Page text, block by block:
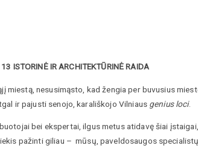
ISTORINĖ IR ARCHITEKTŪRINĖ RAIDA
miestą, nesusimąsto, kad žengia per buvusius
ir pajusti senojo, karališkojo Vilniaus genius loci.
bei ekspertai, ilgus metus atidavę šiai
pažinti giliau – mūsų, paveldosaugos